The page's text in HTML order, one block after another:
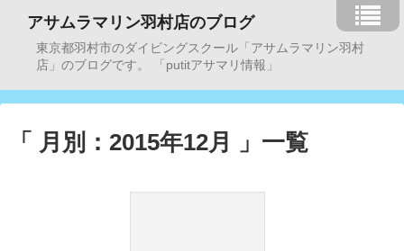
アサムラマリン羽村店のブログ
東京都羽村市のダイビングスクール「アサムラマリン羽村
店」のブログです。 「putitアサマリ情報」
「 月別：2015年12月 」一覧